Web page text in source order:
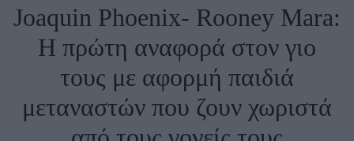
Fashion
Shopping
Styling Tips
Beauty - Ομορφιά
Joaquin Phoenix- Rooney Mara:
Η πρώτη αναφορά στον γιο
τους με αφορμή παιδιά
μεταναστών που ζουν χωριστά